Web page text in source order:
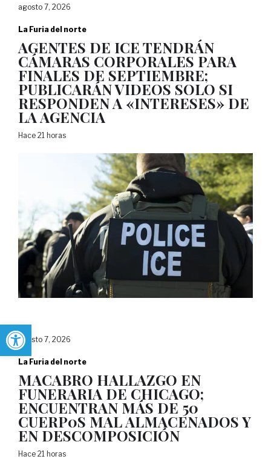
Abrir barra de herramientas
agosto 7, 2026
La Furia del norte
AGENTES DE ICE TENDRÁN
CÁMARAS CORPORALES PARA
FINALES DE SEPTIEMBRE;
PUBLICARÁN VIDEOS SOLO SI
RESPONDEN A «INTERESES» DE
LA AGENCIA
Hace 21 horas
agosto 7, 2026
La Furia del norte
MACABRO HALLAZGO EN
FUNERARIA DE CHICAGO;
ENCUENTRAN MÁS DE 50
CUERP0S MAL ALMACENADOS Y
EN DESCOMPOSICIÓN
Hace 21 horas